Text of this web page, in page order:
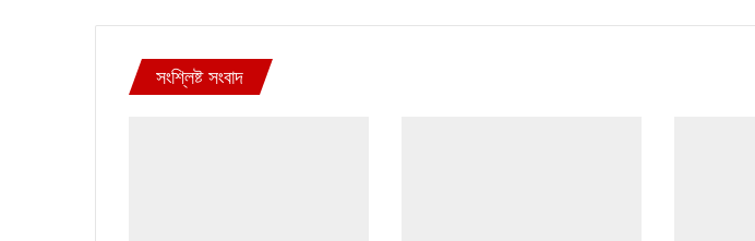
সংশ্লিষ্ট সংবাদ